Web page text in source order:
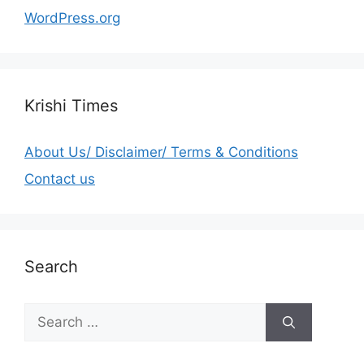
WordPress.org
Krishi Times
About Us/ Disclaimer/ Terms & Conditions
Contact us
Search